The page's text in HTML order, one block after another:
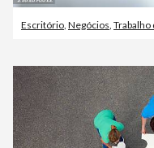
Escritório, Negócios, Trabalho